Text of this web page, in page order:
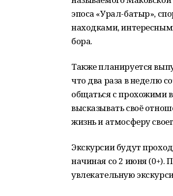
эпоса «Урал-батыр»,
находками,
бора.
Также планируется
что два раза в неделю
общаться с прохожими
высказывать своё
жизнь и атмосферу
Экскурсии будут
начиная со 2 июня (0+).
увлекательную